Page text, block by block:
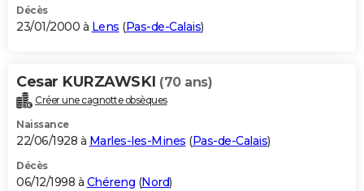
Décès
23/01/2000 à Lens (Pas-de-Calais)
Cesar KURZAWSKI (70 ans)
Créer une cagnotte obsèques
Naissance
22/06/1928 à Marles-les-Mines (Pas-de-Calais)
Décès
06/12/1998 à Chéreng (Nord)